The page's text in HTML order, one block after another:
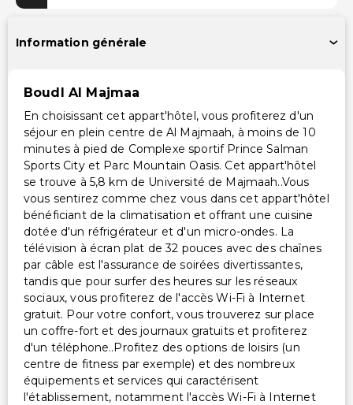
Piscine pour enfants
Installations
Équipements de remise en forme
Portier/bagagiste
Services supplémentaires
Coffre-fort à la réception
Service de blanchisserie
Service de blanchisserie/nettoyage à sec
Information générale
Boudl Al Majmaa
En choisissant cet appart'hôtel, vous profiterez d'un
séjour en plein centre de Al Majmaah, à moins de 10
minutes à pied de Complexe sportif Prince Salman
Sports City et Parc Mountain Oasis. Cet appart'hôtel
se trouve à 5,8 km de Université de Majmaah..Vous
vous sentirez comme chez vous dans cet appart'hôtel
bénéficiant de la climatisation et offrant une cuisine
dotée d'un réfrigérateur et d'un micro-ondes. La
télévision à écran plat de 32 pouces avec des chaînes
par câble est l'assurance de soirées divertissantes,
tandis que pour surfer des heures sur les réseaux
sociaux, vous profiterez de l'accès Wi-Fi à Internet
gratuit. Pour votre confort, vous trouverez sur place
un coffre-fort et des journaux gratuits et profiterez
d'un téléphone..Profitez des options de loisirs (un
centre de fitness par exemple) et des nombreux
équipements et services qui caractérisent
l'établissement, notamment l'accès Wi-Fi à Internet